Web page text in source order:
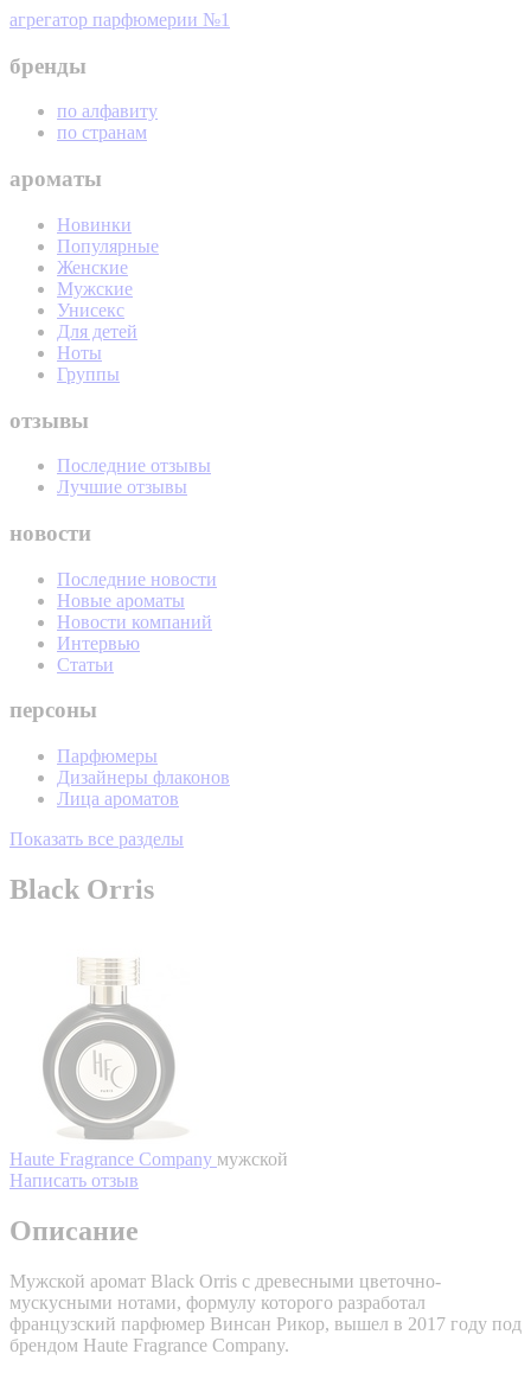
агрегатор парфюмерии №1
бренды
по алфавиту
по странам
ароматы
Новинки
Популярные
Женские
Мужские
Унисекс
Для детей
Ноты
Группы
отзывы
Последние отзывы
Лучшие отзывы
новости
Последние новости
Новые ароматы
Новости компаний
Интервью
Статьи
персоны
Парфюмеры
Дизайнеры флаконов
Лица ароматов
Показать все разделы
Black Orris
Haute Fragrance Company мужской
Написать отзыв
Описание
Мужской аромат Black Orris с древесными цветочно-
мускусными нотами, формулу которого разработал
французский парфюмер Винсан Рикор, вышел в 2017 году под
брендом Haute Fragrance Company.